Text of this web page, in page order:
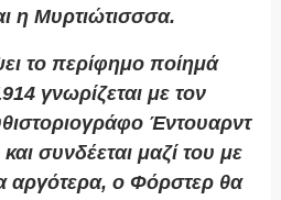
η Μυρτιώτισσσα.
το περίφημο ποίημά
γνωρίζεται με τον
Έντουαρντ
συνδέεται μαζί του με
αργότερα, ο Φόρστερ θα